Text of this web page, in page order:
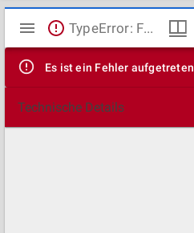
Mirador
Viewer
TypeError: Failed to fetch
Es ist ein Fehler aufgetreten
Technische Details